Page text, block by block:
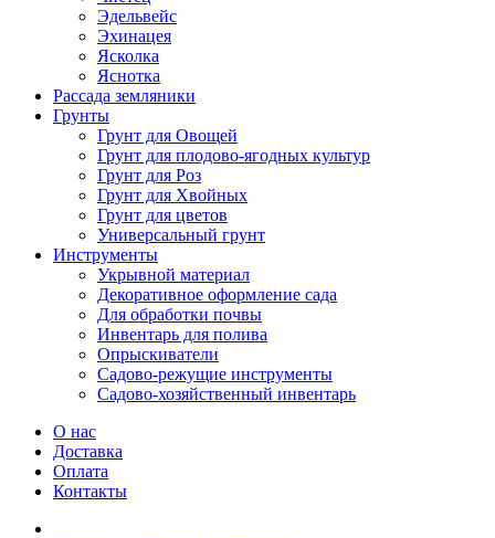
Эдельвейс
Эхинацея
Ясколка
Яснотка
Рассада земляники
Грунты
Грунт для Овощей
Грунт для плодово-ягодных культур
Грунт для Роз
Грунт для Хвойных
Грунт для цветов
Универсальный грунт
Инструменты
Укрывной материал
Декоративное оформление сада
Для обработки почвы
Инвентарь для полива
Опрыскиватели
Садово-режущие инструменты
Садово-хозяйственный инвентарь
О нас
Доставка
Оплата
Контакты